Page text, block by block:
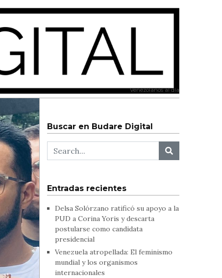
Venezolanos al día
Buscar en Budare Digital
Entradas recientes
Delsa Solórzano ratificó su apoyo a la
PUD a Corina Yoris y descarta
postularse como candidata
presidencial
Venezuela atropellada: El feminismo
mundial y los organismos
internacionales